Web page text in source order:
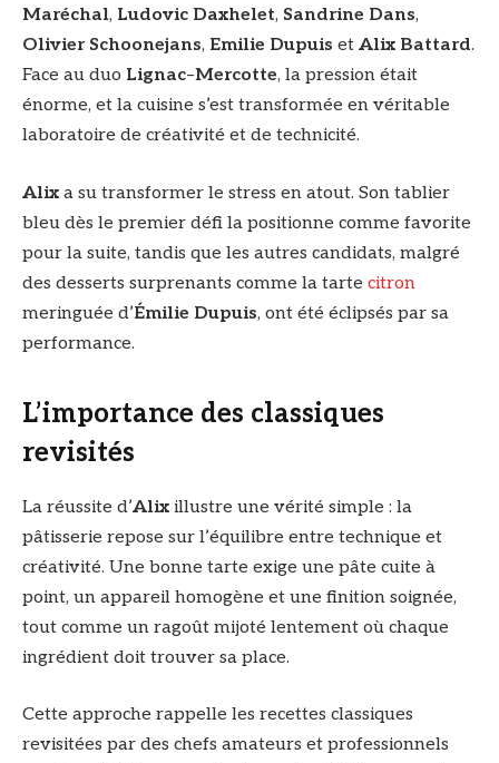
Maréchal, Ludovic Daxhelet, Sandrine Dans,
Olivier Schoonejans, Emilie Dupuis et Alix Battard.
Face au duo Lignac–Mercotte, la pression était
énorme, et la cuisine s’est transformée en véritable
laboratoire de créativité et de technicité.
Alix a su transformer le stress en atout. Son tablier
bleu dès le premier défi la positionne comme favorite
pour la suite, tandis que les autres candidats, malgré
des desserts surprenants comme la tarte citron
meringuée d’Émilie Dupuis, ont été éclipsés par sa
performance.
L’importance des classiques
revisités
La réussite d’Alix illustre une vérité simple : la
pâtisserie repose sur l’équilibre entre technique et
créativité. Une bonne tarte exige une pâte cuite à
point, un appareil homogène et une finition soignée,
tout comme un ragoût mijoté lentement où chaque
ingrédient doit trouver sa place.
Cette approche rappelle les recettes classiques
revisitées par des chefs amateurs et professionnels